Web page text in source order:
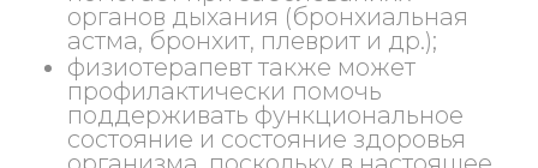
органов дыхания (бронхиальная
астма, бронхит, плеврит и др.);
физиотерапевт также может
профилактически помочь
поддерживать функциональное
состояние и состояние здоровья